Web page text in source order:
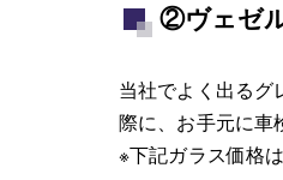
②ヴェゼ
当社でよく出る
際に、お手元に車
※下記ガラス価格